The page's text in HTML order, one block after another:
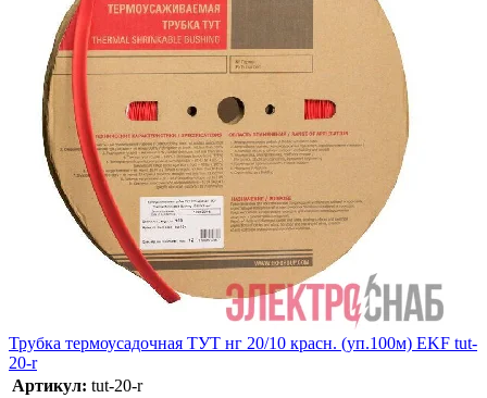
Трубка термоусадочная ТУТ нг 20/10 красн. (уп.100м) EKF tut-
20-r
Артикул: tut-20-r